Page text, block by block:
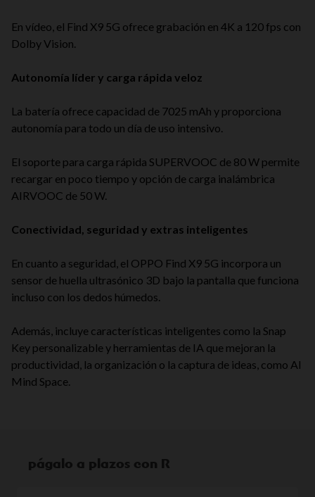
En vídeo, el Find X9 5G ofrece grabación en 4K a 120 fps con
Dolby Vision.
Autonomía líder y carga rápida veloz
La batería ofrece capacidad de 7025 mAh y proporciona
autonomía para todo un día de uso intensivo.
El soporte para carga rápida SUPERVOOC de 80 W permite
recargar en poco tiempo y opción de carga inalámbrica
AIRVOOC de 50 W.
Conectividad, seguridad y extras inteligentes
En cuanto a seguridad, el OPPO Find X9 5G incorpora un
sensor de huella ultrasónico 3D bajo la pantalla que funciona
incluso con los dedos húmedos.
Además, incluye características inteligentes como la Snap
Key personalizable y herramientas de IA que mejoran la
productividad, la organización o la captura de ideas, como AI
Mind Space.
págalo a plazos con R